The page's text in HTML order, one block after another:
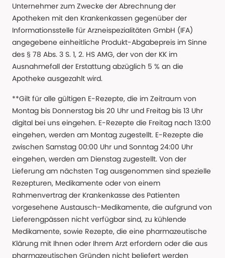
Unternehmer zum Zwecke der Abrechnung der
Apotheken mit den Krankenkassen gegenüber der
Informationsstelle für Arzneispezialitäten GmbH (IFA)
angegebene einheitliche Produkt-Abgabepreis im Sinne
des § 78 Abs. 3 S. 1, 2. HS AMG, der von der KK im
Ausnahmefall der Erstattung abzüglich 5 % an die
Apotheke ausgezahlt wird.
**Gilt für alle gültigen E-Rezepte, die im Zeitraum von
Montag bis Donnerstag bis 20 Uhr und Freitag bis 13 Uhr
digital bei uns eingehen. E-Rezepte die Freitag nach 13:00
eingehen, werden am Montag zugestellt. E-Rezepte die
zwischen Samstag 00:00 Uhr und Sonntag 24:00 Uhr
eingehen, werden am Dienstag zugestellt. Von der
Lieferung am nächsten Tag ausgenommen sind spezielle
Rezepturen, Medikamente oder von einem
Rahmenvertrag der Krankenkasse des Patienten
vorgesehene Austausch-Medikamente, die aufgrund von
Lieferengpässen nicht verfügbar sind, zu kühlende
Medikamente, sowie Rezepte, die eine pharmazeutische
Klärung mit Ihnen oder Ihrem Arzt erfordern oder die aus
pharmazeutischen Gründen nicht beliefert werden